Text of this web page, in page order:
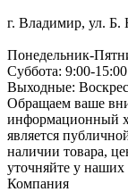
г. Владимир, ул. Б.
Понедельник-
Суббота: 9:00-15:00
Выходные:
Обращаем ваше
информационный
является
наличии товара,
уточняйте у
Компания